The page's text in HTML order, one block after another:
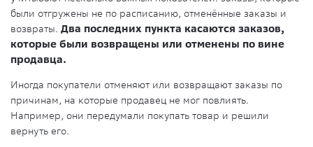
были отгружены не по расписанию, отменённые заказы и
возвраты. Два последних пункта касаются заказов,
которые были возвращены или отменены по вине
продавца.
Иногда покупатели отменяют или возвращают заказы по
причинам, на которые продавец не мог повлиять.
Например, они передумали покупать товар и решили
вернуть его.